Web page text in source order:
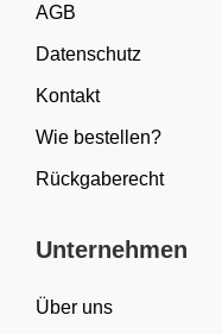
AGB
Datenschutz
Kontakt
Wie bestellen?
Rückgaberecht
Unternehmen
Über uns